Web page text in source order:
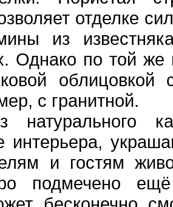
отделке
из
Однако по той же
облицовкой
с гранитной.
натурального
интерьера,
и гостям
подмечено